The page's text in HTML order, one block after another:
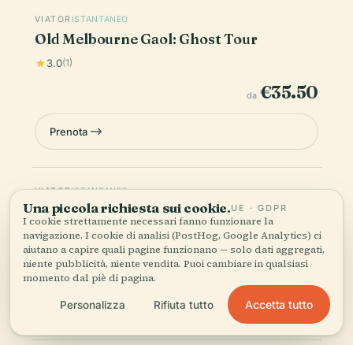
VIATOR ISTANTANEO
Old Melbourne Gaol: Ghost Tour
3.0(1)
da €35.50
Prenota
VIATORISTANTANEO
Old Melbourne Gaol: Hangman's Night
Tour
da €35.50
Prenota
Una piccola richiesta sui cookie.UE · GDPR
I cookie strettamente necessari fanno funzionare la
navigazione. I cookie di analisi (PostHog, Google Analytics) ci
aiutano a capire quali pagine funzionano — solo dati aggregati,
niente pubblicità, niente vendita. Puoi cambiare in qualsiasi
momento dal piè di pagina.
Personalizza Rifiuta tutto Accetta tutto